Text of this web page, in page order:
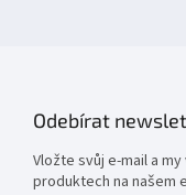
Odebírat
Vložte svůj e-mail a
produktech na našem